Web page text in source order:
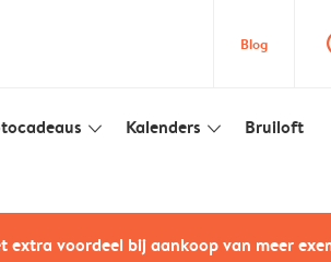
Blog
slim_arrow_down Kalenders slim_arrow_down Bruiloft
extra voordeel bij aankoop van meer